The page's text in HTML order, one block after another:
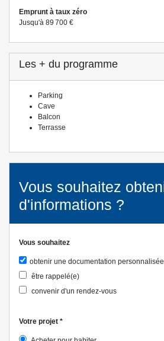
Emprunt à taux zéro
Jusqu'à 89 700 €
Les + du programme
Parking
Cave
Balcon
Terrasse
Vous souhaitez
d'informations ?
Vous souhaitez
obtenir une documentation personnalisée
être rappelé(e)
convenir d'un rendez-vous
Votre projet *